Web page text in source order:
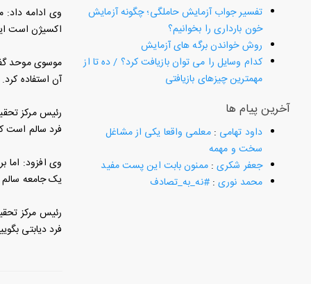
تفسیر جواب آزمایش حاملگی؛ چگونه آزمایش
خون بارداری را بخوانیم؟
روش خواندن برگه های آزمایش
کدام وسایل را می توان بازیافت کرد؟ / ده تا از
مهمترین چیزهای بازیافتی
آخرین پیام ها
داود تهامی :معلمی واقعا یکی از مشاغل
سخت و مهمه
جعفر شکری:ممنون بابت این پست مفید
محمد نوری:#نه_به_تصادف
اکسیژن است
موسوی موحد
آن استفاده کرد.
فرد سالم است
یک جامعه سالم
رئیس مرکز
فرد دیابتی بگوییم بیش از 20 دقیقه نمی‌توانی با تلفن همراه صحبت کنی. بنابراین باید